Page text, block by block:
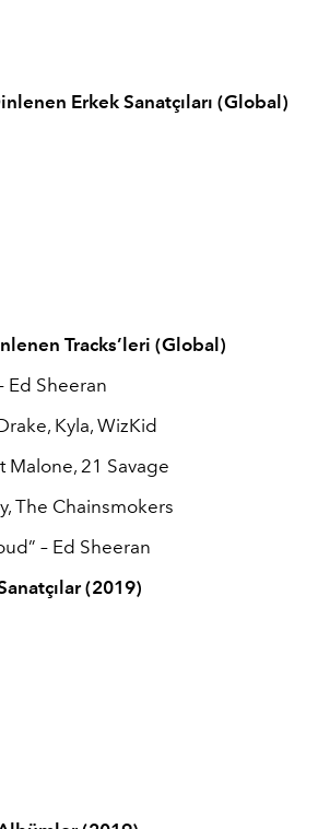
Erkek Sanatçıları (Global)
Tracks’leri (Global)
Ed Sheeran
Kyla, WizKid
Malone, 21 Savage
The Chainsmokers
– Ed Sheeran
(2019)